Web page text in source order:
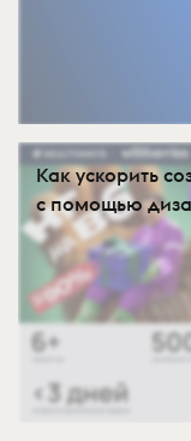
Как ускорить
с помощью